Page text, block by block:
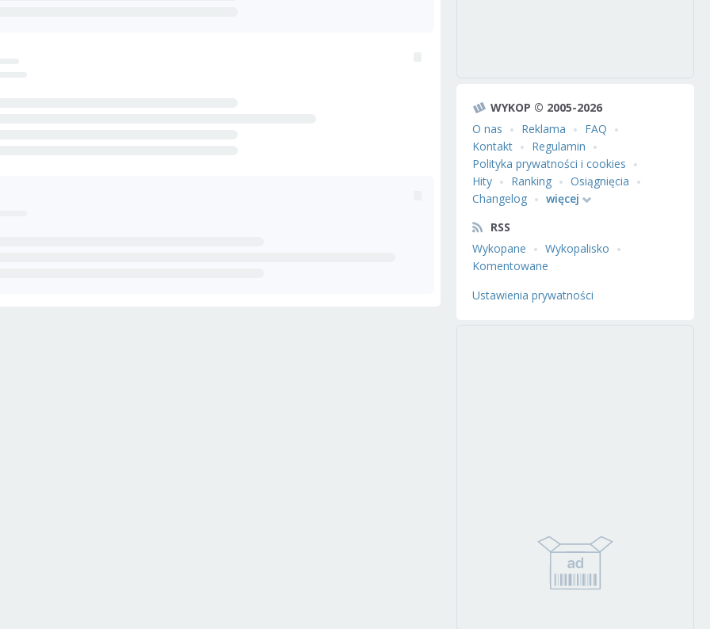
WYKOP © 2005-2026
O nas
Reklama
FAQ
Kontakt
Regulamin
Polityka prywatności i cookies
Hity
Ranking
Osiągnięcia
Changelog
więcej
RSS
Wykopane
Wykopalisko
Komentowane
Ustawienia prywatności